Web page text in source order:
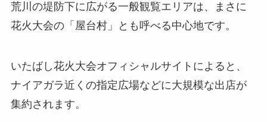
荒川の堤防下に広がる一般観覧エリアは、まさに
花火大会の「屋台村」とも呼べる中心地です。
いたばし花火大会オフィシャルサイトによると、
ナイアガラ近くの指定広場などに大規模な出店が
集約されます。